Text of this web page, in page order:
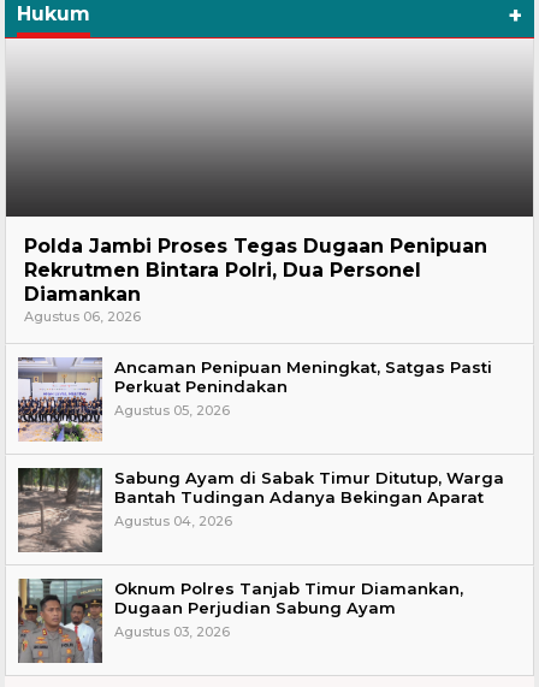
Hukum +
Polda Jambi Proses Tegas Dugaan Penipuan
Rekrutmen Bintara Polri, Dua Personel
Diamankan
Agustus 06, 2026
Ancaman Penipuan Meningkat, Satgas Pasti
Perkuat Penindakan
Agustus 05, 2026
Sabung Ayam di Sabak Timur Ditutup, Warga
Bantah Tudingan Adanya Bekingan Aparat
Agustus 04, 2026
Oknum Polres Tanjab Timur Diamankan,
Dugaan Perjudian Sabung Ayam
Agustus 03, 2026